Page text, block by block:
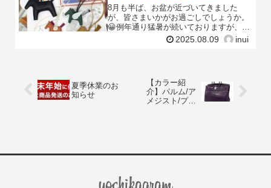
8月も半ば、お盆が近づいてきました
が、皆さまいかがお過ごしでしょうか。
😀例年通り猛暑が続いておりますが、今
年は更に増して日差しがすさまじいです
ね、、⛱️⛱️しかし！8月はお盆もあり、ご
2025.08.09 inui
夏季休業のお
知らせ
【カラー紹
介】パルム/ア
メジスト/プリ